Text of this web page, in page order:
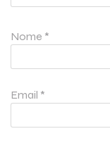
Nome *
Email *